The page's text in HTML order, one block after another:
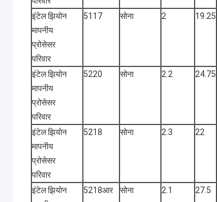
इंटेल झियोन
मापनीय
प्रोसेसर
परिवार
5117 सोना 2 19.25
इंटेल झियोन
मापनीय
प्रोसेसर
परिवार
5220 सोना 2.2 24.75
इंटेल झियोन
मापनीय
प्रोसेसर
परिवार
5218 सोना 2.3 22
इंटेल झियोन
5218आर सोना 2.1 27.5